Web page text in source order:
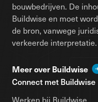
bouwbedrijven. De
Buildwise en moet
de bron, vanwege
verkeerde interpretatie.
Meer over Buildwise
Connect met Buildwise
Werken bij Buildwise